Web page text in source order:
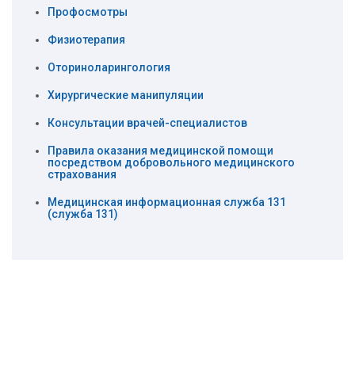
Профосмотры
Физиотерапия
Оториноларингология
Хирургические манипуляции
Консультации врачей-специалистов
Правила оказания медицинской помощи
посредством добровольного медицинского
страхования
Медицинская информационная служба 131
(служба 131)